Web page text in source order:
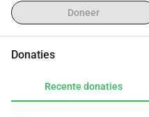
eigen ogen hoe kinderen
oorlog. We bezochten een
op hulp.
Deze kinderen
Doneer
Donaties
Recente donaties